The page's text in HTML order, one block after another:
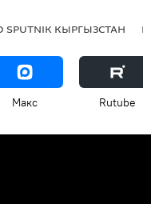
SPUTNIK КЫРГЫЗСТАН
Макс Rutube